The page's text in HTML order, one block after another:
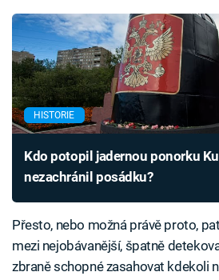
HISTORIE
Kdo potopil jadernou ponorku
nezachránil posádku?
Přesto, nebo možná právě proto,
mezi nejobávanější, špatně
zbraně schopné zasahovat kdekoli